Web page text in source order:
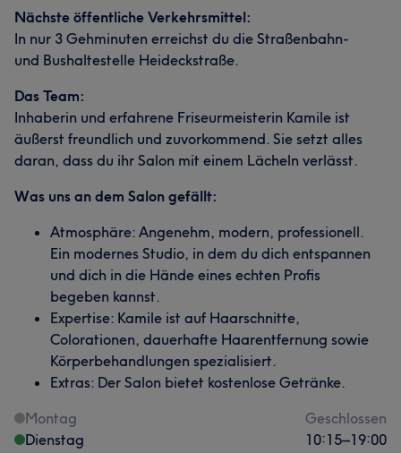
Nächste öffentliche Verkehrsmittel:
In nur 3 Gehminuten erreichst du die Straßenbahn-
und Bushaltestelle Heideckstraße.
Das Team:
Inhaberin und erfahrene Friseurmeisterin Kamile ist
äußerst freundlich und zuvorkommend. Sie setzt alles
daran, dass du ihr Salon mit einem Lächeln verlässt.
Was uns an dem Salon gefällt:
Atmosphäre: Angenehm, modern, professionell.
Ein modernes Studio, in dem du dich entspannen
und dich in die Hände eines echten Profis
begeben kannst.
Expertise: Kamile ist auf Haarschnitte,
Colorationen, dauerhafte Haarentfernung sowie
Körperbehandlungen spezialisiert.
Extras: Der Salon bietet kostenlose Getränke.
Montag
Geschlossen
Dienstag
10:15–19:00